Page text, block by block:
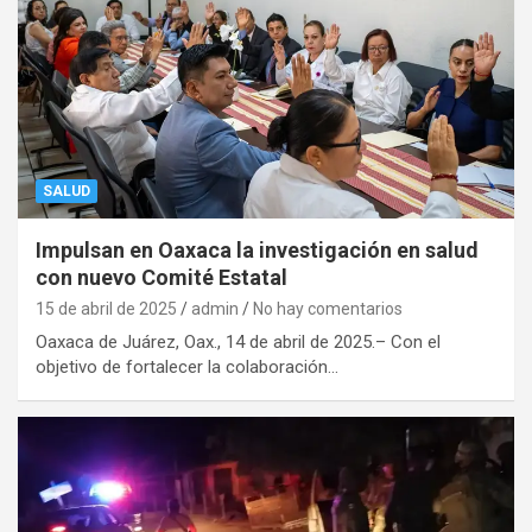
SALUD
Impulsan en Oaxaca la investigación en salud
con nuevo Comité Estatal
15 de abril de 2025 admin No hay comentarios
Oaxaca de Juárez, Oax., 14 de abril de 2025.– Con el
objetivo de fortalecer la colaboración…